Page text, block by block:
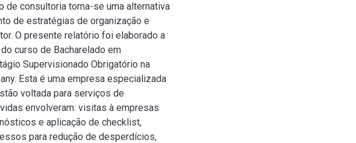
de consultoria toma-se uma alternativa
de estratégias de organização e
O presente relatório foi elaborado a
curso de Bacharelado em
Supervisionado Obrigatório na
Esta é uma empresa especializada
voltada para serviços de
envolveram: visitas à empresas
e aplicação de checklist,
para redução de desperdícios,